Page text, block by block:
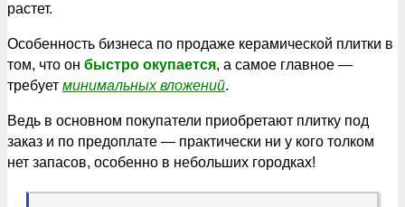
растет.
Особенность бизнеса по продаже керамической плитки в
том, что он быстро окупается, а самое главное —
требует минимальных вложений.
Ведь в основном покупатели приобретают плитку под
заказ и по предоплате — практически ни у кого толком
нет запасов, особенно в небольших городках!